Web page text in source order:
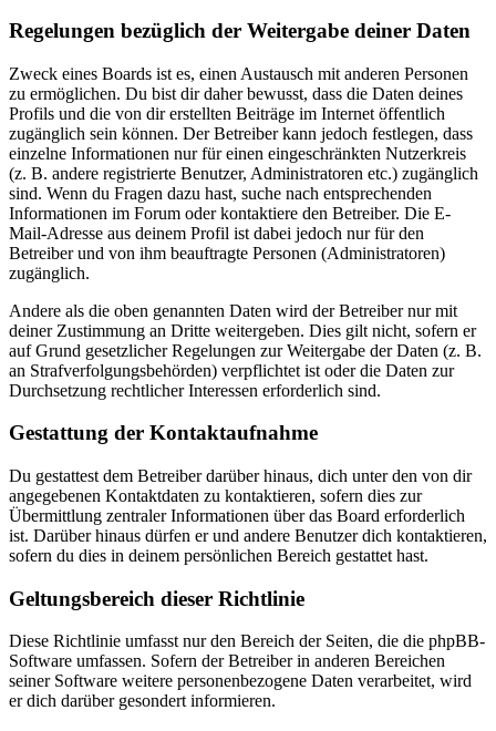
Regelungen bezüglich der Weitergabe deiner Daten
Zweck eines Boards ist es, einen Austausch mit anderen Personen
zu ermöglichen. Du bist dir daher bewusst, dass die Daten deines
Profils und die von dir erstellten Beiträge im Internet öffentlich
zugänglich sein können. Der Betreiber kann jedoch festlegen, dass
einzelne Informationen nur für einen eingeschränkten Nutzerkreis
(z. B. andere registrierte Benutzer, Administratoren etc.) zugänglich
sind. Wenn du Fragen dazu hast, suche nach entsprechenden
Informationen im Forum oder kontaktiere den Betreiber. Die E-
Mail-Adresse aus deinem Profil ist dabei jedoch nur für den
Betreiber und von ihm beauftragte Personen (Administratoren)
zugänglich.
Andere als die oben genannten Daten wird der Betreiber nur mit
deiner Zustimmung an Dritte weitergeben. Dies gilt nicht, sofern er
auf Grund gesetzlicher Regelungen zur Weitergabe der Daten (z. B.
an Strafverfolgungsbehörden) verpflichtet ist oder die Daten zur
Durchsetzung rechtlicher Interessen erforderlich sind.
Gestattung der Kontaktaufnahme
Du gestattest dem Betreiber darüber hinaus, dich unter den von dir
angegebenen Kontaktdaten zu kontaktieren, sofern dies zur
Übermittlung zentraler Informationen über das Board erforderlich
ist. Darüber hinaus dürfen er und andere Benutzer dich kontaktieren,
sofern du dies in deinem persönlichen Bereich gestattet hast.
Geltungsbereich dieser Richtlinie
Diese Richtlinie umfasst nur den Bereich der Seiten, die die phpBB-
Software umfassen. Sofern der Betreiber in anderen Bereichen
seiner Software weitere personenbezogene Daten verarbeitet, wird
er dich darüber gesondert informieren.